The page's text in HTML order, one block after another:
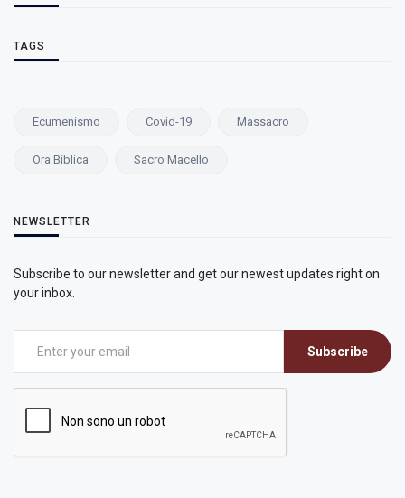
TAGS
Ecumenismo Covid-19 Massacro
Ora Biblica Sacro Macello
NEWSLETTER
Subscribe to our newsletter and get our newest updates right on
your inbox.
Subscribe